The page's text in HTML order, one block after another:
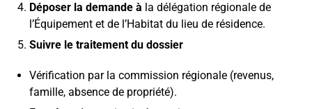
Déposer la demande à la délégation régionale de
l’Équipement et de l’Habitat du lieu de résidence.
Suivre le traitement du dossier
Vérification par la commission régionale (revenus,
famille, absence de propriété).